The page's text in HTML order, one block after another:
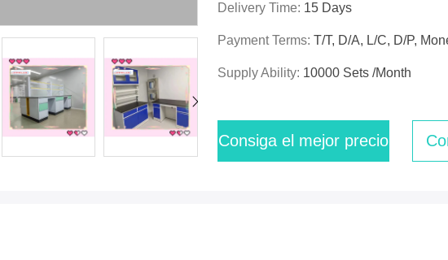
Delivery Time: 15 Days
Payment Terms: T/T, D/A, L/C, D/P,
Supply Ability: 10000 Sets /Month
Consiga el mejor precio